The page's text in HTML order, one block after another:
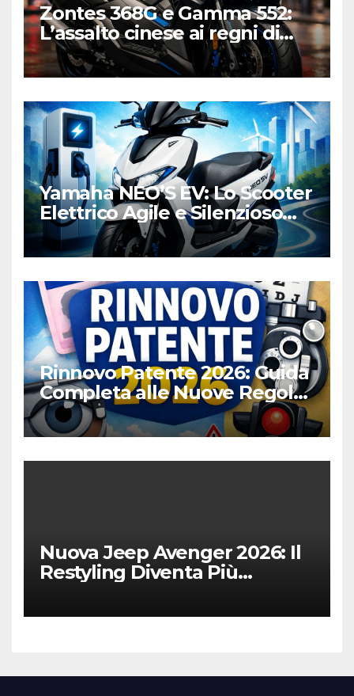
Zontes 368G e Gamma 552:
L’assalto cinese ai regni di
Honda e Yamaha
Yamaha NEO’S EV: Lo Scooter
Elettrico Agile e Silenzioso
per la Città
Rinnovo Patente 2026: Guida
Completa alle Nuove Regole,
Digitalizzazione e Costi
Nuova Jeep Avenger 2026: Il
Restyling Diventa Più
Fedele al DNA Off-Road